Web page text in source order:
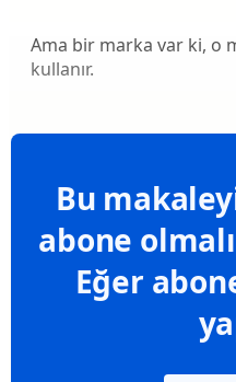
Ama bir marka var ki, o
kullanır.
Bu
abone
Eğer